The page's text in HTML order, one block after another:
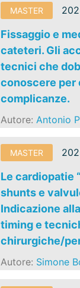
MASTER
Fissaggio e
cateteri. Gli
tecnici che
conoscere per
complicanze.
Autore:Antonio
MASTER
Le cardiopatie
shunts e
Indicazione
timing e
chirurgiche/
Autore: Simone